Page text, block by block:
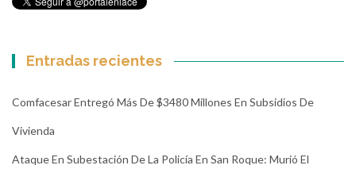
Entradas recientes
Comfacesar Entregó Más De $3480 Millones En Subsidios De
Vivienda
Ataque En Subestación De La Policía En San Roque: Murió El